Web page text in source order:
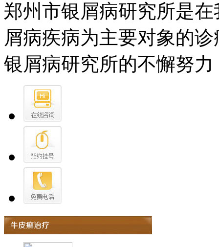
郑州市银屑病研究所是
屑病疾病为主要对象的
银屑病研究所的不懈努